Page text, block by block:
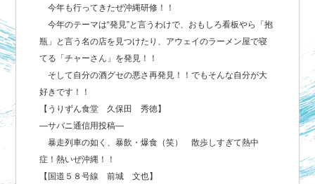
今年も行ってきたぜ沖縄研修！！
今年のテーマは“発見”と言うわけで、おもしろ看板やら「抱
瓶」と言う名の店を見つけたり、アウェイのラーメン屋で寝
てる「チャーさん」を発見！！
そして自分の酒グセの悪さ再発見！！でもそんな自分が大
好きです！！
【うりずん食堂 久保田 秀徳】
―サバニ通信用投稿―
暴走列車の如く、暴飲・爆食（笑） 散歩しすぎて熱中
症！熱いぜ沖縄！！
【国道５８号線 前城 文也】